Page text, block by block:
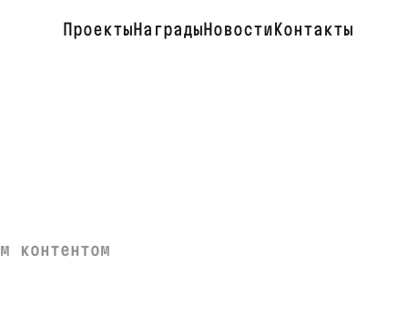
ПроектыНаградыНовостиКонтакты
контентом